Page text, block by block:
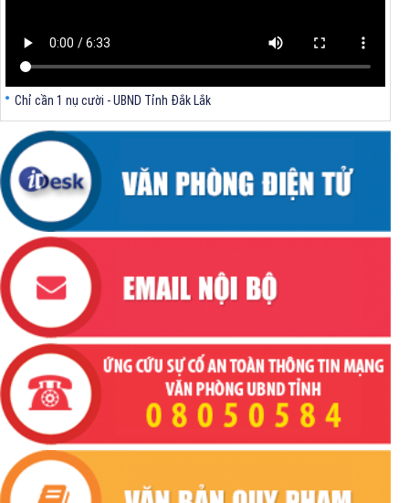
Chỉ cần 1 nụ cười - UBND Tỉnh Đắk Lắk